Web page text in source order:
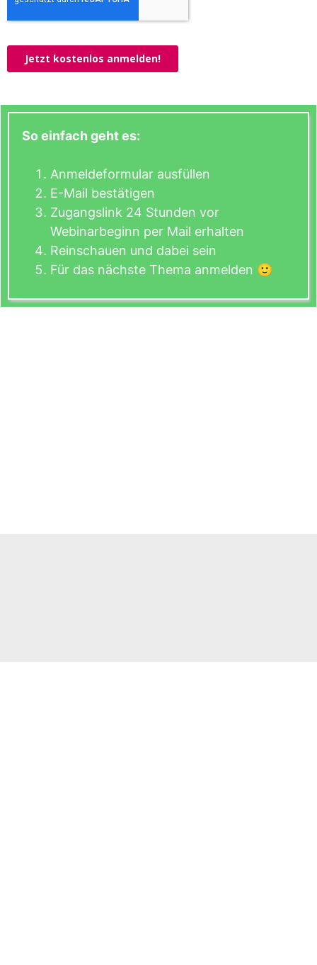
So einfach geht es:
Anmeldeformular ausfüllen
E-Mail bestätigen
Zugangslink 24 Stunden vor
Webinarbeginn per Mail erhalten
Reinschauen und dabei sein
Für das nächste Thema anmelden 🙂